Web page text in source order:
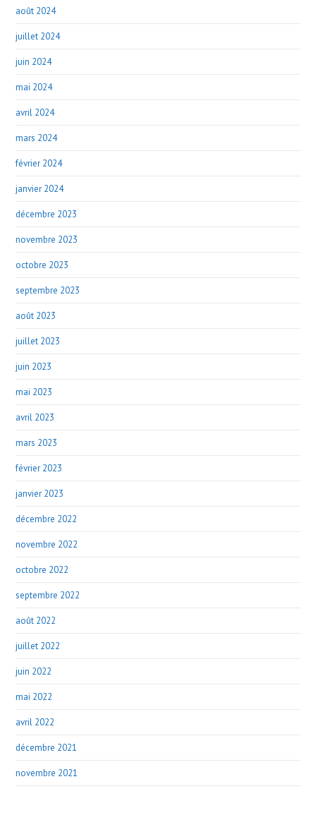
août 2024
juillet 2024
juin 2024
mai 2024
avril 2024
mars 2024
février 2024
janvier 2024
décembre 2023
novembre 2023
octobre 2023
septembre 2023
août 2023
juillet 2023
juin 2023
mai 2023
avril 2023
mars 2023
février 2023
janvier 2023
décembre 2022
novembre 2022
octobre 2022
septembre 2022
août 2022
juillet 2022
juin 2022
mai 2022
avril 2022
décembre 2021
novembre 2021